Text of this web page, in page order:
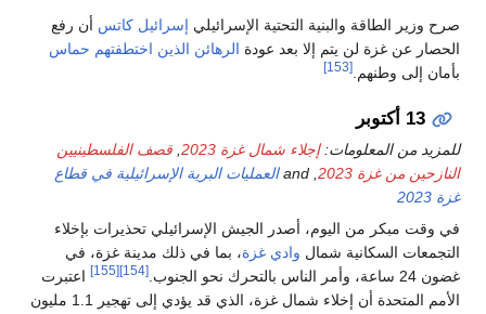
صرح وزير الطاقة والبنية التحتية الإسرائيلي إسرائيل كاتس أن رفع
الحصار عن غزة لن يتم إلا بعد عودة الرهائن الذين اختطفتهم حماس
بأمان إلى وطنهم. [153]
13 أكتوبر
للمزيد من المعلومات:إجلاء شمال غزة 2023 , قصف الفلسطينيين
النازحين من غزة 2023
, and
العمليات البرية الإسرائيلية في قطاع
غزة 2023
في وقت مبكر من اليوم، أصدر الجيش الإسرائيلي تحذيرات بإخلاء
التجمعات السكانية شمال وادي غزة، بما في ذلك مدينة غزة، في
غضون 24 ساعة، وأمر الناس بالتحرك نحو الجنوب.
[154]
[155]
اعتبرت
الأمم المتحدة أن إخلاء شمال غزة، الذي قد يؤدي إلى تهجير 1.1 مليون